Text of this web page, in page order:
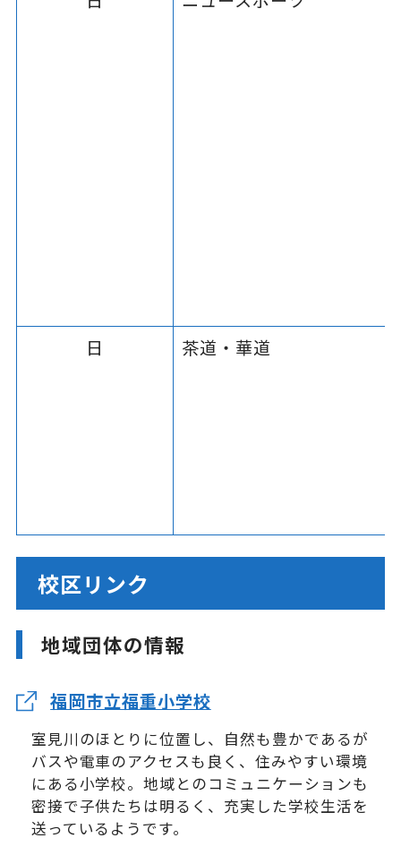
日 茶道・華道
校区リンク
地域団体の情報
福岡市立福重小学校
室見川のほとりに位置し、自然も豊かであるが
バスや電車のアクセスも良く、住みやすい環境
にある小学校。地域とのコミュニケーションも
密接で子供たちは明るく、充実した学校生活を
送っているようです。